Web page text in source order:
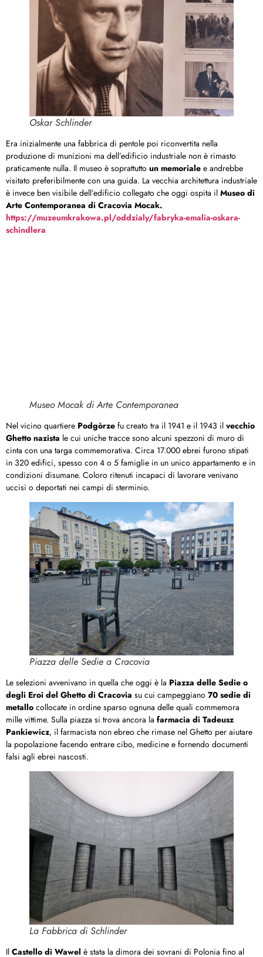
Oskar Schlinder
Era inizialmente una fabbrica di pentole poi riconvertita nella
produzione di munizioni ma dell’edificio industriale non è rimasto
praticamente nulla. Il museo è soprattutto un memoriale e andrebbe
visitato preferibilmente con una guida. La vecchia architettura industriale
è invece ben visibile dell’edificio collegato che oggi ospita il Museo di
Arte Contemporanea di Cracovia Mocak.
https://muzeumkrakowa.pl/oddzialy/fabryka-emalia-oskara-
schindlera
Museo Mocak di Arte Contemporanea
Nel vicino quartiere Podgòrze fu creato tra il 1941 e il 1943 il vecchio
Ghetto nazista le cui uniche tracce sono alcuni spezzoni di muro di
cinta con una targa commemorativa. Circa 17.000 ebrei furono stipati
in 320 edifici, spesso con 4 o 5 famiglie in un unico appartamento e in
condizioni disumane. Coloro ritenuti incapaci di lavorare venivano
uccisi o deportati nei campi di sterminio.
Piazza delle Sedie a Cracovia
Le selezioni avvenivano in quella che oggi è la Piazza delle Sedie o
degli Eroi del Ghetto di Cracovia su cui campeggiano 70 sedie di
metallo collocate in ordine sparso ognuna delle quali commemora
mille vittime. Sulla piazza si trova ancora la farmacia di Tadeusz
Pankiewicz, il farmacista non ebreo che rimase nel Ghetto per aiutare
la popolazione facendo entrare cibo, medicine e fornendo documenti
falsi agli ebrei nascosti.
La Fabbrica di Schlinder
Il Castello di Wawel è stata la dimora dei sovrani di Polonia fino al